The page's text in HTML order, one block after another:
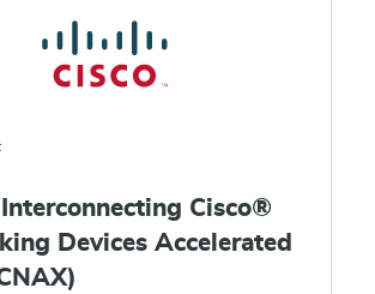
Cisco®
Devices Accelerated